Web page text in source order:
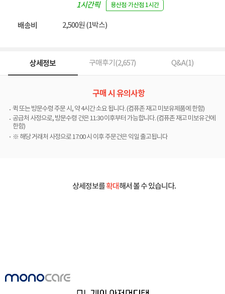
1시간픽
용산점·가산점 1시간
배송비 2,500원 (1박스)
상세정보 구매후기(2,657) Q&A(1)
구매 시 유의사항
퀵 또는 방문수령 주문 시, 약 4시간 소요 됩니다. (컴퓨존 재고 미보유제품에 한함)
공급처 사정으로, 방문수령 건은 11:30 이후부터 가능합니다. (컴퓨존 재고 미보유건에
한함)
※ 해당 거래처 사정으로 17:00 시 이후 주문건은 익일 출고됩니다
상세정보를확대해서 볼 수 있습니다.